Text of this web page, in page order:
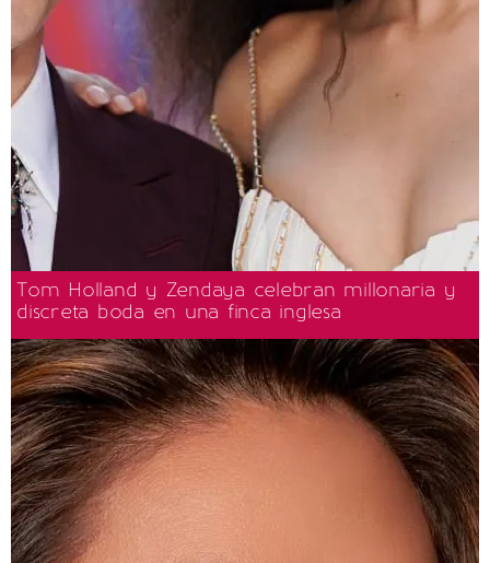
Tom Holland y Zendaya celebran millonaria y
discreta boda en una finca inglesa